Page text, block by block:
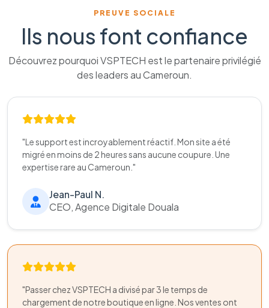
PREUVE SOCIALE
Ils nous font confiance
Découvrez pourquoi VSPTECH est le partenaire privilégié
des leaders au Cameroun.
"Le support est incroyablement réactif. Mon site a été
migré en moins de 2 heures sans aucune coupure. Une
expertise rare au Cameroun."
Jean-Paul N.
CEO, Agence Digitale Douala
"Passer chez VSPTECH a divisé par 3 le temps de
chargement de notre boutique en ligne. Nos ventes ont